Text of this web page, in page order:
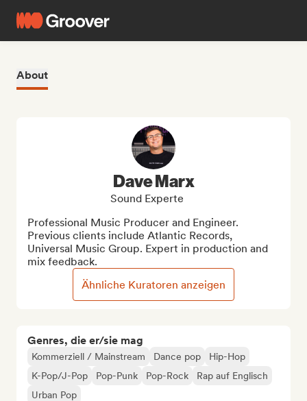
About
Genres, die er/sie mag
Kommerziell / Mainstream Dance pop
Hip-Hop
K-Pop/J-Pop
Pop-Punk Pop-Rock
Rap auf Englisch
Urban Pop
Dave Marx
Sound Experte
Professional Music Producer and Engineer.
Previous clients include Atlantic Records,
Universal Music Group. Expert in production and
mix feedback.
Ähnliche Kuratoren anzeigen